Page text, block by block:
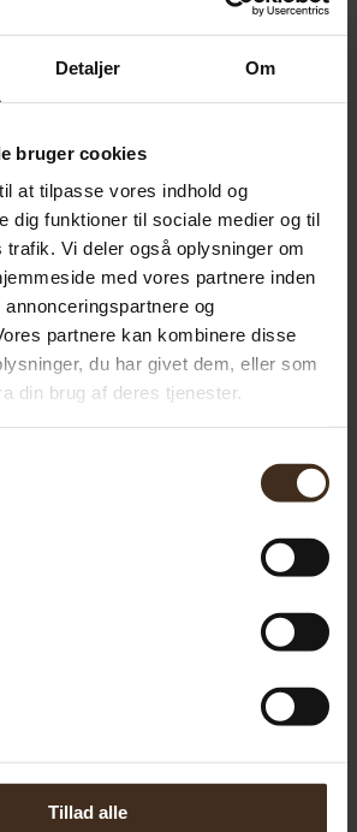
Detaljer Om
bruger cookies
at tilpasse vores indhold og
dig funktioner til sociale medier og til
Vi deler også oplysninger om
med vores partnere inden
og
partnere kan kombinere disse
du har givet dem, eller som
din brug af deres tjenester.
Tillad alle
til Felco 600 (600/10)
kr.